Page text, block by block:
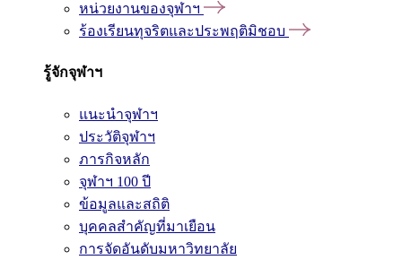
หน่วยงานของจุฬาฯ
ร้องเรียนทุจริตและประพฤติมิชอบ
รู้จักจุฬาฯ
แนะนำจุฬาฯ
ประวัติจุฬาฯ
ภารกิจหลัก
จุฬาฯ 100 ปี
ข้อมูลและสถิติ
บุคคลสำคัญที่มาเยือน
การจัดอันดับมหาวิทยาลัย